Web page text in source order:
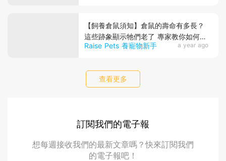
Raise Pets 養寵物新手 a year ago
【飼養倉鼠須知】倉鼠的壽命有多長？
這些跡象顯示牠們老了 專家教你如何延
長鼠鼠壽命！
查看更多
訂閱我們的電子報
想每週接收我們的最新文章嗎？快來訂閱我們
的電子報吧！